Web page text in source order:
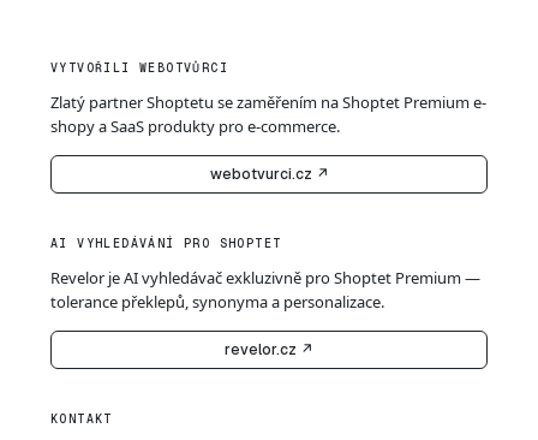
VYTVOŘILI WEBOTVŮRCI
Zlatý partner Shoptetu se zaměřením na Shoptet Premium e-
shopy a SaaS produkty pro e-commerce.
webotvurci.cz ↗
AI VYHLEDÁVÁNÍ PRO SHOPTET
Revelor je AI vyhledávač exkluzivně pro Shoptet Premium —
tolerance překlepů, synonyma a personalizace.
revelor.cz ↗
KONTAKT